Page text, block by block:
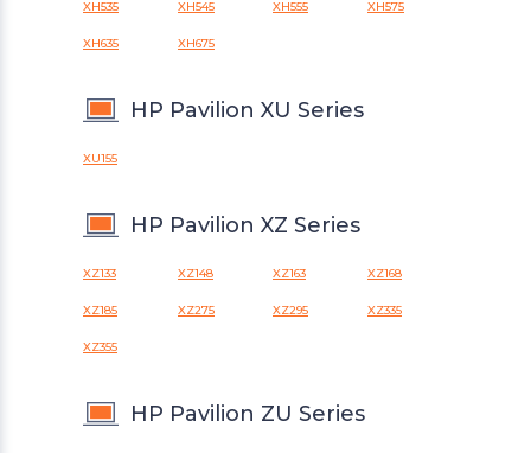
XH535 XH545 XH555 XH575
XH635 XH675
HP Pavilion XU Series
XU155
HP Pavilion XZ Series
XZ133 XZ148 XZ163 XZ168
XZ185 XZ275 XZ295 XZ335
XZ355
HP Pavilion ZU Series